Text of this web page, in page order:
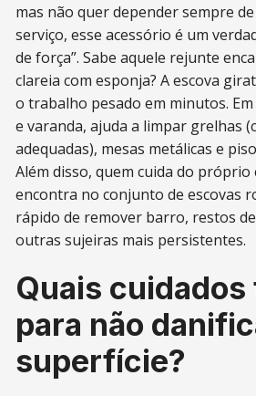
mas não quer depender sempre
serviço, esse acessório é um
de força”. Sabe aquele rejunte
clareia com esponja? A escova
o trabalho pesado em minutos.
e varanda, ajuda a limpar grelhas
adequadas), mesas metálicas e
Além disso, quem cuida do
encontra no conjunto de escovas
rápido de remover barro, restos
outras sujeiras mais persistentes.
Quais cuidados
para não
superfície?